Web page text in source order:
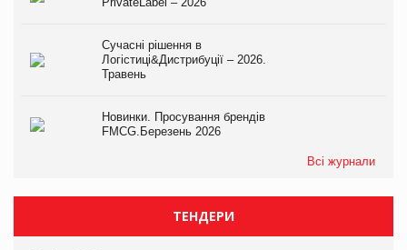
Сучасні рішення в
Логістиці&Дистрибуції – 2026.
Травень
Новинки. Просування брендів
FMCG.Березень 2026
Всі журнали
ТЕНДЕРИ